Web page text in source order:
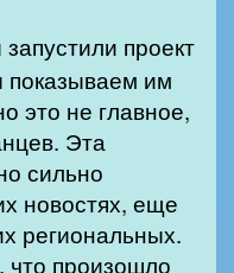
проект
показываем им
это не главное,
Эта
сильно
новостях, еще
региональных.
что произошло